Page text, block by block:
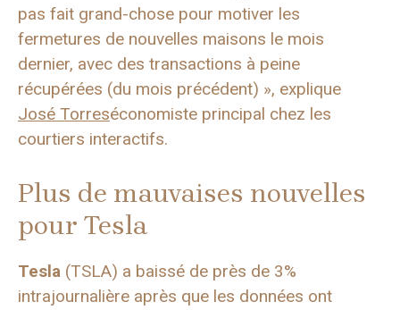
pas fait grand-chose pour motiver les
fermetures de nouvelles maisons le mois
dernier, avec des transactions à peine
récupérées (du mois précédent) », explique
José Torreséconomiste principal chez les
courtiers interactifs.
Plus de mauvaises nouvelles
pour Tesla
Tesla (TSLA) a baissé de près de 3%
intrajournalière après que les données ont